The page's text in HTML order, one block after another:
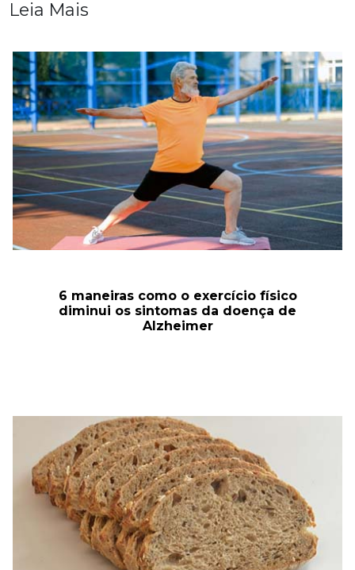
Leia Mais
6 maneiras como o exercício físico
diminui os sintomas da doença de
Alzheimer